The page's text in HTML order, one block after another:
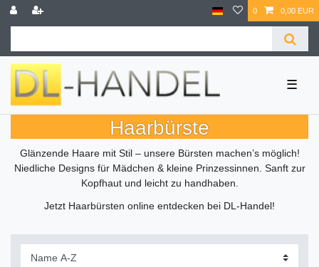
0 0,00 EUR
☰
Haarbürste
Glänzende Haare mit Stil – unsere Bürsten machen’s möglich!
Niedliche Designs für Mädchen & kleine Prinzessinnen. Sanft zur
Kopfhaut und leicht zu handhaben.
Jetzt Haarbürsten online entdecken bei DL-Handel!